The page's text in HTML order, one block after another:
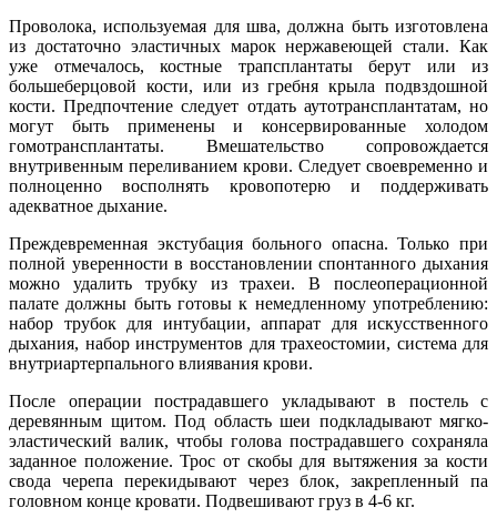
Проволока, используемая для шва, должна быть изготовлена
из достаточно эластичных марок нержавеющей стали. Как
уже отмечалось, костные трапсплантаты берут или из
большеберцовой кости, или из гребня крыла подвздошной
кости. Предпочтение следует отдать аутотрансплантатам, но
могут быть применены и консервированные холодом
гомотрансплантаты. Вмешательство сопровождается
внутривенным переливанием крови. Следует своевременно и
полноценно восполнять кровопотерю и поддерживать
адекватное дыхание.
Преждевременная экстубация больного опасна. Только при
полной уверенности в восстановлении спонтанного дыхания
можно удалить трубку из трахеи. В послеоперационной
палате должны быть готовы к немедленному употреблению:
набор трубок для интубации, аппарат для искусственного
дыхания, набор инструментов для трахеостомии, система для
внутриартерпального влиявания крови.
После операции пострадавшего укладывают в постель с
деревянным щитом. Под область шеи подкладывают мягко-
эластический валик, чтобы голова пострадавшего сохраняла
заданное положение. Трос от скобы для вытяжения за кости
свода черепа перекидывают через блок, закрепленный па
головном конце кровати. Подвешивают груз в 4-6 кг.